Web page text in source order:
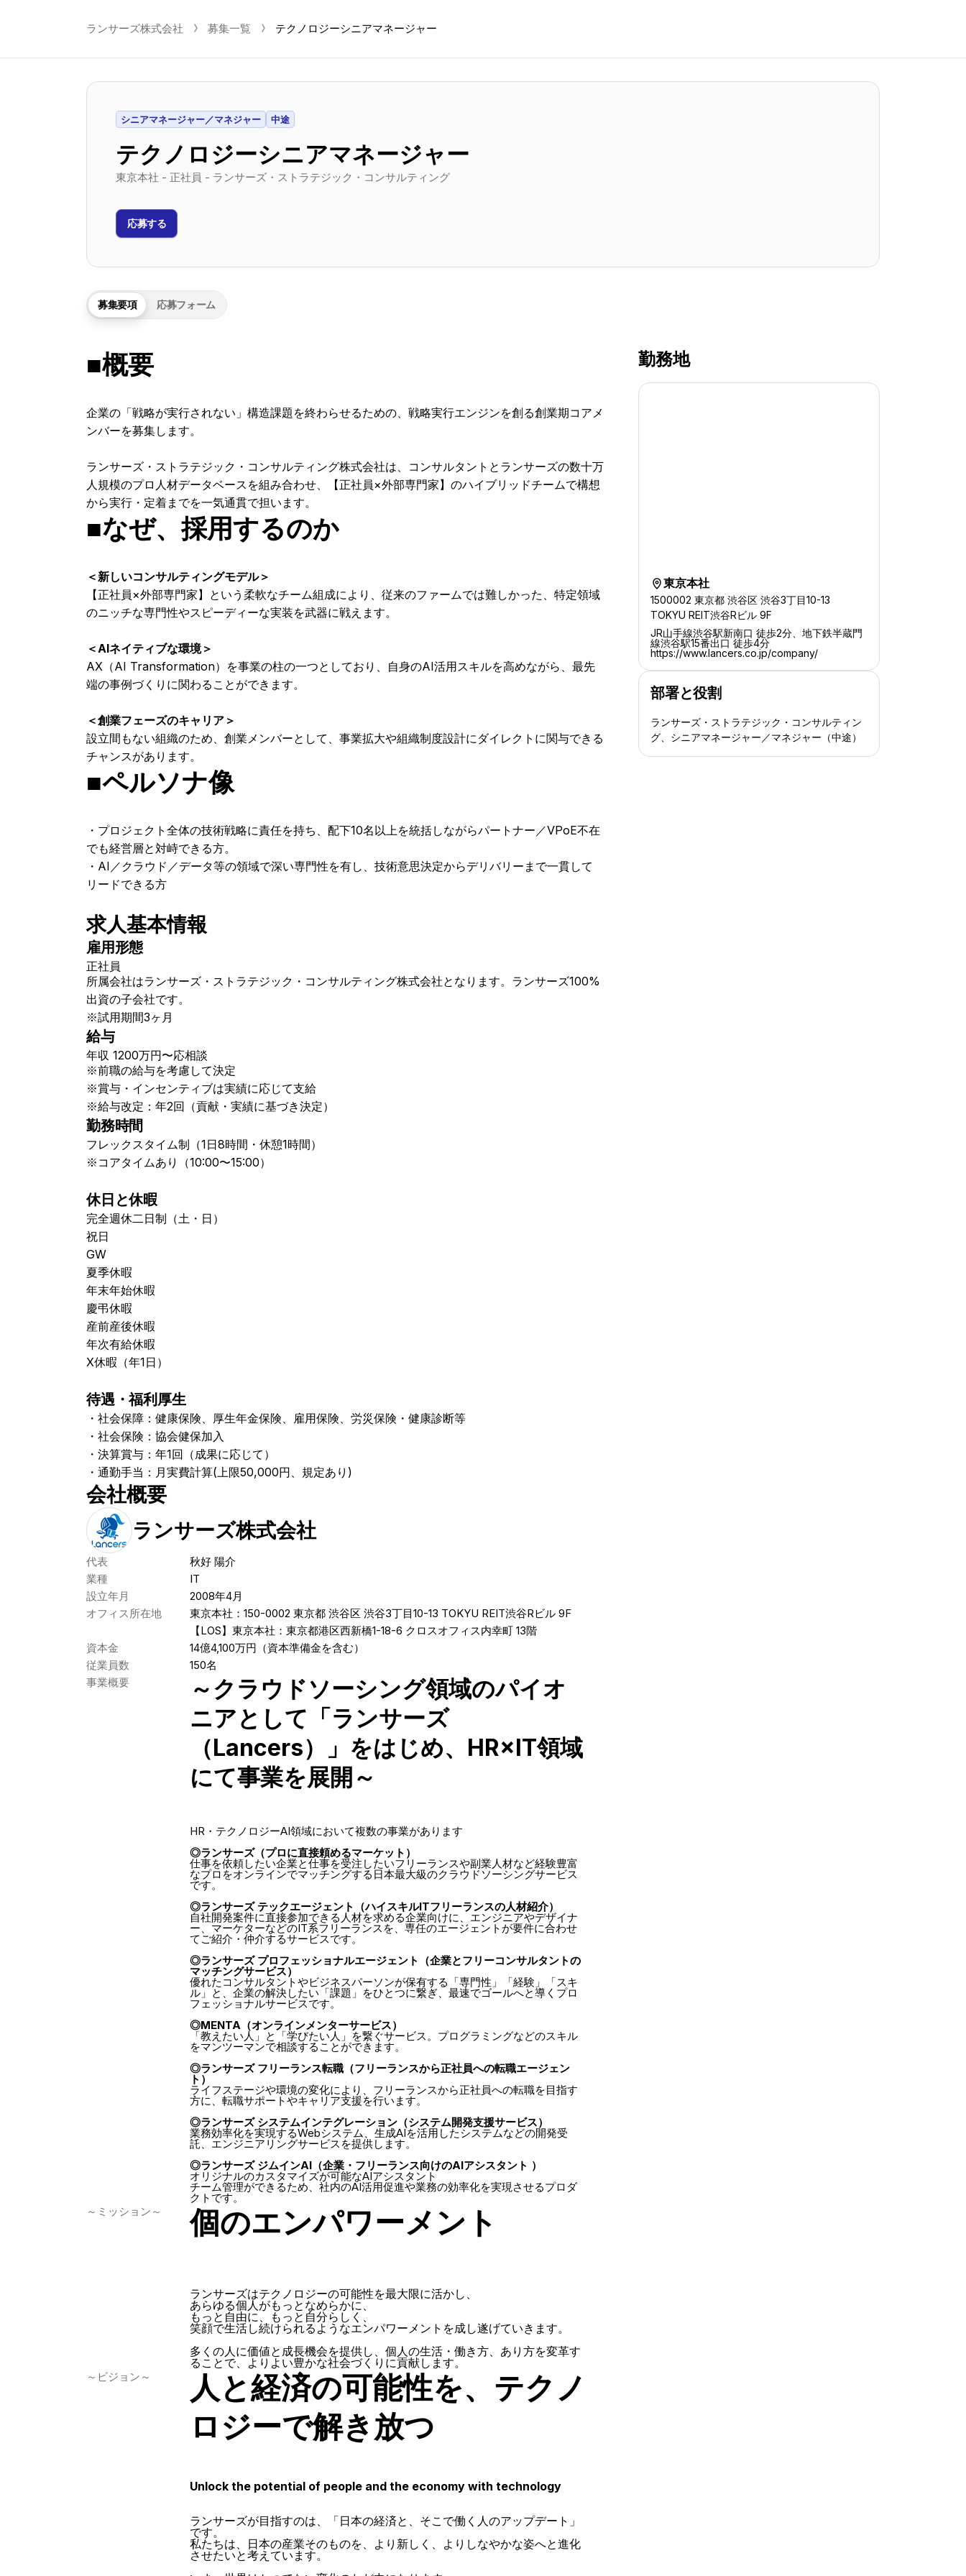
ランサーズ株式会社 chevron_right-s 募集一覧 chevron_right-s テクノロジーシニアマネージャー
シニアマネージャー／マネジャー 中途
テクノロジーシニアマネージャー
東京本社 - 正社員 - ランサーズ・ストラテジック・コンサルティング
応募する
募集要項 応募フォーム
■概要
企業の「戦略が実行されない」構造課題を終わらせるための、戦略実行エンジンを創る創業期コアメ
ンバーを募集します。
ランサーズ・ストラテジック・コンサルティング株式会社は、コンサルタントとランサーズの数十万
人規模のプロ人材データベースを組み合わせ、【正社員×外部専門家】のハイブリッドチームで構想
から実行・定着までを一気通貫で担います。
■なぜ、採用するのか
＜新しいコンサルティングモデル＞
【正社員×外部専門家】という柔軟なチーム組成により、従来のファームでは難しかった、特定領域
のニッチな専門性やスピーディーな実装を武器に戦えます。
＜AIネイティブな環境＞
AX（AI Transformation）を事業の柱の一つとしており、自身のAI活用スキルを高めながら、最先
端の事例づくりに関わることができます。
＜創業フェーズのキャリア＞
設立間もない組織のため、創業メンバーとして、事業拡大や組織制度設計にダイレクトに関与できる
チャンスがあります。
■ペルソナ像
・プロジェクト全体の技術戦略に責任を持ち、配下10名以上を統括しながらパートナー／VPoE不在
でも経営層と対峙できる方。
・AI／クラウド／データ等の領域で深い専門性を有し、技術意思決定からデリバリーまで一貫して
リードできる方
求人基本情報
雇用形態
正社員
所属会社はランサーズ・ストラテジック・コンサルティング株式会社となります。ランサーズ100%
出資の子会社です。
※試用期間3ヶ月
給与
年収 1200万円〜応相談
※前職の給与を考慮して決定
※賞与・インセンティブは実績に応じて支給
※給与改定：年2回（貢献・実績に基づき決定）
勤務時間
フレックスタイム制（1日8時間・休憩1時間）
※コアタイムあり（10:00〜15:00）
休日と休暇
完全週休二日制（土・日）
祝日
GW
夏季休暇
年末年始休暇
慶弔休暇
産前産後休暇
年次有給休暇
X休暇（年1日）
待遇・福利厚生
・社会保障：健康保険、厚生年金保険、雇用保険、労災保険・健康診断等
・社会保険：協会健保加入
・決算賞与：年1回（成果に応じて）
・通勤手当：月実費計算(上限50,000円、規定あり)
会社概要
ランサーズ株式会社
代表
秋好 陽介
業種
IT
設立年月
2008年4月
オフィス所在地
東京本社：150-0002 東京都 渋谷区 渋谷3丁目10-13 TOKYU REIT渋谷Rビル 9F
【LOS】東京本社：東京都港区西新橋1-18-6 クロスオフィス内幸町 13階
資本金
14億4,100万円（資本準備金を含む）
従業員数
150名
事業概要
～クラウドソーシング領域のパイオ
ニアとして「ランサーズ
（Lancers）」をはじめ、HR×IT領域
にて事業を展開～
HR・テクノロジーAI領域において複数の事業があります
◎ランサーズ（プロに直接頼めるマーケット）
仕事を依頼したい企業と仕事を受注したいフリーランスや副業人材など経験豊富
なプロをオンラインでマッチングする日本最大級のクラウドソーシングサービス
です。
◎ランサーズ テックエージェント（ハイスキルITフリーランスの人材紹介）
自社開発案件に直接参加できる人材を求める企業向けに、エンジニアやデザイナ
ー、マーケターなどのIT系フリーランスを、専任のエージェントが要件に合わせ
てご紹介・仲介するサービスです。
◎ランサーズ プロフェッショナルエージェント（企業とフリーコンサルタントの
マッチングサービス）
優れたコンサルタントやビジネスパーソンが保有する「専門性」「経験」「スキ
ル」と、企業の解決したい「課題」をひとつに繋ぎ、最速でゴールへと導くプロ
フェッショナルサービスです。
◎MENTA（オンラインメンターサービス）
「教えたい人」と「学びたい人」を繋ぐサービス。プログラミングなどのスキル
をマンツーマンで相談することができます。
◎ランサーズ フリーランス転職（フリーランスから正社員への転職エージェン
ト）
ライフステージや環境の変化により、フリーランスから正社員への転職を目指す
方に、転職サポートやキャリア支援を行います。
◎ランサーズ システムインテグレーション（システム開発支援サービス）
業務効率化を実現するWebシステム、生成AIを活用したシステムなどの開発受
託、エンジニアリングサービスを提供します。
◎ランサーズ ジムインAI（企業・フリーランス向けのAIアシスタント ）
オリジナルのカスタマイズが可能なAIアシスタント
チーム管理ができるため、社内のAI活用促進や業務の効率化を実現させるプロダ
クトです。
～ミッション～
個のエンパワーメント
ランサーズはテクノロジーの可能性を最大限に活かし、
あらゆる個人がもっとなめらかに、
もっと自由に、もっと自分らしく、
笑顔で生活し続けられるようなエンパワーメントを成し遂げていきます。
多くの人に価値と成長機会を提供し、個人の生活・働き方、あり方を変革す
ることで、よりよい豊かな社会づくりに貢献します。
～ビジョン～
人と経済の可能性を、テクノ
ロジーで解き放つ
Unlock the potential of people and the economy with technology
ランサーズが目指すのは、「日本の経済と、そこで働く人のアップデート」
です。
私たちは、日本の産業そのものを、より新しく、よりしなやかな姿へと進化
させたいと考えています。
勤務地
location-s東京本社
1500002 東京都 渋谷区 渋谷3丁目10-13
TOKYU REIT渋谷Rビル 9F
JR山手線渋谷駅新南口 徒歩2分、地下鉄半蔵門
線渋谷駅15番出口 徒歩4分
https://www.lancers.co.jp/company/
部署と役割
ランサーズ・ストラテジック・コンサルティン
グ、シニアマネージャー／マネジャー（中途）